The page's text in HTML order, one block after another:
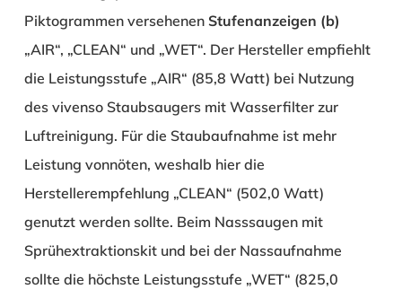
Piktogrammen versehenen Stufenanzeigen (b)
„AIR“, „CLEAN“ und „WET“. Der Hersteller empfiehlt
die Leistungsstufe „AIR“ (85,8 Watt) bei Nutzung
des vivenso Staubsaugers mit Wasserfilter zur
Luftreinigung. Für die Staubaufnahme ist mehr
Leistung vonnöten, weshalb hier die
Herstellerempfehlung „CLEAN“ (502,0 Watt)
genutzt werden sollte. Beim Nasssaugen mit
Sprühextraktionskit und bei der Nassaufnahme
sollte die höchste Leistungsstufe „WET“ (825,0